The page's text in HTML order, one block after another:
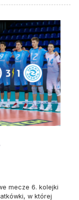
mecze 6. kolejki
w której